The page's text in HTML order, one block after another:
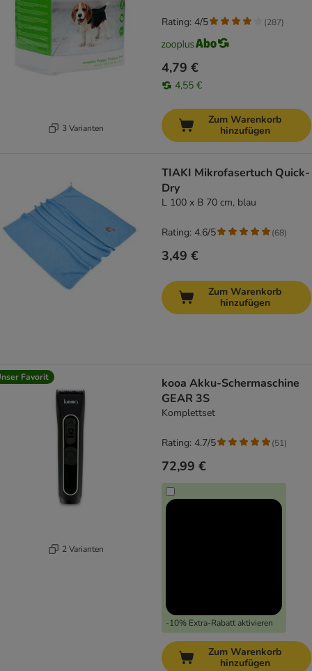
3 Varianten
4,79 €
4,55 €
Rating: 4/5 (287)
Zum Warenkorb
hinzufügen
TIAKI Mikrofasertuch Quick-
Dry
L 100 x B 70 cm, blau
3,49 €
Rating: 4.6/5 (68)
Zum Warenkorb
hinzufügen
Favorit
2 Varianten
kooa Akku-Schermaschine
GEAR 3S
Komplettset
72,99 €
-10% Extra-Rabatt aktivieren
Rating: 4.7/5 (51)
Zum Warenkorb
hinzufügen